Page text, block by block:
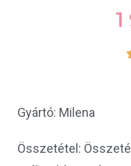
Gyártó: Milena
Összetétel: